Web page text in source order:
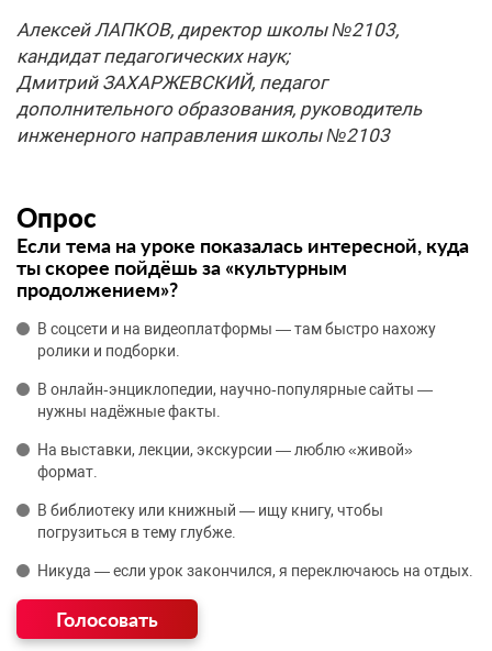
Алексей ЛАПКОВ, директор школы №2103,
кандидат педагогических наук;
Дмитрий ЗАХАРЖЕВСКИЙ, педагог
дополнительного образования, руководитель
инженерного направления школы №2103
Опрос
Если тема на уроке показалась интересной, куда
ты скорее пойдёшь за «культурным
продолжением»?
В соцсети и на видеоплатформы — там быстро нахожу
ролики и подборки.
В онлайн‑энциклопедии, научно‑популярные сайты —
нужны надёжные факты.
На выставки, лекции, экскурсии — люблю «живой»
формат.
В библиотеку или книжный — ищу книгу, чтобы
погрузиться в тему глубже.
Никуда — если урок закончился, я переключаюсь на отдых.